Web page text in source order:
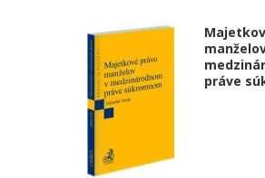
práve